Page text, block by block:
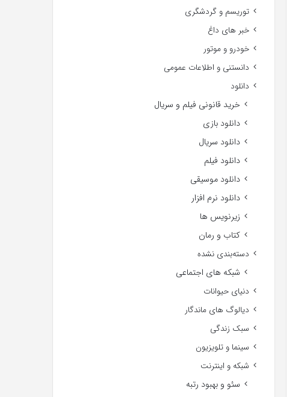
توریسم و گردشگری
خبر های داغ
خودرو و موتور
دانستنی و اطلاعات عمومی
دانلود
خرید قانونی فیلم و سریال
دانلود بازی
دانلود سریال
دانلود فیلم
دانلود موسیقی
دانلود نرم افزار
زیرنویس ها
کتاب و رمان
دسته‌بندی نشده
شبکه های اجتماعی
دنیای حیوانات
دیالوگ های ماندگار
سبک زندگی
سینما و تلویزیون
شبکه و اینترنت
سئو و بهبود رتبه